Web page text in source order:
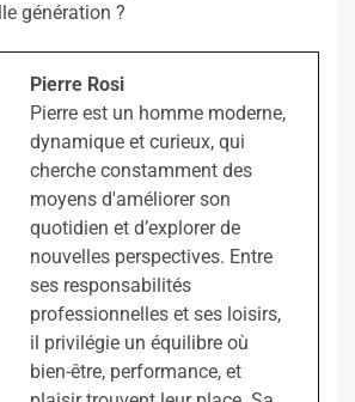
génération ?
Pierre Rosi
Pierre est un homme moderne,
dynamique et curieux, qui
cherche constamment des
moyens d'améliorer son
quotidien et d’explorer de
nouvelles perspectives. Entre
ses responsabilités
professionnelles et ses loisirs,
il privilégie un équilibre où
bien-être, performance, et